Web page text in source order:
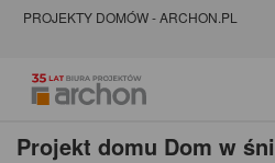
PROJEKTY DOMÓW - ARCHON.PL
Projekt domu Dom w